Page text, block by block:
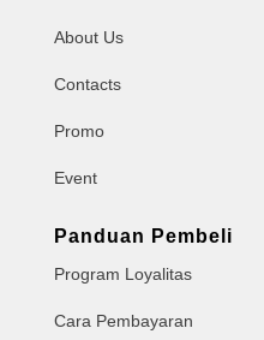
About Us
Contacts
Promo
Event
Panduan Pembeli
Program Loyalitas
Cara Pembayaran